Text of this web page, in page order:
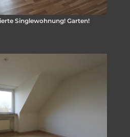
Singlewohnung! Garten!